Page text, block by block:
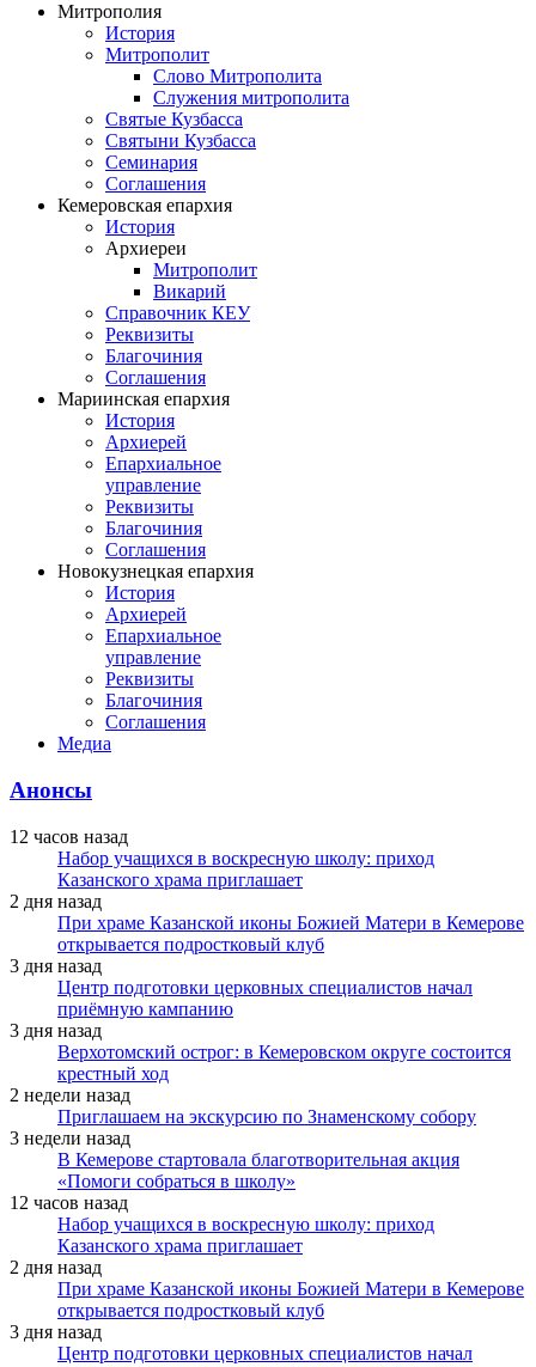
Митрополия
История
Митрополит
Слово Митрополита
Служения митрополита
Святые Кузбасса
Святыни Кузбасса
Семинария
Соглашения
Кемеровская епархия
История
Архиереи
Митрополит
Викарий
Справочник КЕУ
Реквизиты
Благочиния
Соглашения
Мариинская епархия
История
Архиерей
Епархиальное
управление
Реквизиты
Благочиния
Соглашения
Новокузнецкая епархия
История
Архиерей
Епархиальное
управление
Реквизиты
Благочиния
Соглашения
Медиа
Анонсы
12 часов назад
Набор учащихся в воскресную школу: приход
Казанского храма приглашает
2 дня назад
При храме Казанской иконы Божией Матери в Кемерове
открывается подростковый клуб
3 дня назад
Центр подготовки церковных специалистов начал
приёмную кампанию
3 дня назад
Верхотомский острог: в Кемеровском округе состоится
крестный ход
2 недели назад
Приглашаем на экскурсию по Знаменскому собору
3 недели назад
В Кемерове стартовала благотворительная акция
«Помоги собраться в школу»
12 часов назад
Набор учащихся в воскресную школу: приход
Казанского храма приглашает
2 дня назад
При храме Казанской иконы Божией Матери в Кемерове
открывается подростковый клуб
3 дня назад
Центр подготовки церковных специалистов начал